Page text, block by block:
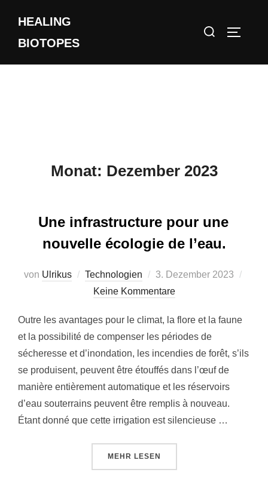
Inhalt
springen
HEALING
BIOTOPES
Suchen
Monat: Dezember 2023
Une infrastructure pour une
nouvelle écologie de l’eau.
von Ulrikus Technologien
Veröffentlicht
am
3. Dezember 2023
Keine Kommentare
Outre les avantages pour le climat, la flore et la faune
et la possibilité de compenser les périodes de
sécheresse et d’inondation, les incendies de forêt, s’ils
se produisent, peuvent être étouffés dans l’œuf de
manière entièrement automatique et les réservoirs
d’eau souterrains peuvent être remplis à nouveau.
Étant donné que cette irrigation est silencieuse …
MEHR ÜBER „UNE INFRASTRUCTURE
LESEN